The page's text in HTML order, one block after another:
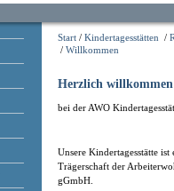
Start / Kindertagesstätten /
/ Willkommen
Herzlich willkommen
bei der AWO
Unsere Kindertagesstätte
Trägerschaft der
gGmbH.